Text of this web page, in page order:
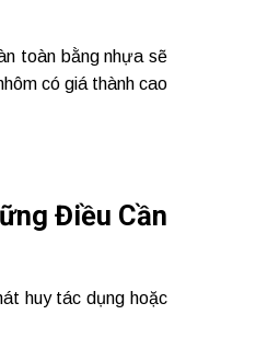
toàn bằng nhựa sẽ
có giá thành cao
Điều Cần
huy tác dụng hoặc